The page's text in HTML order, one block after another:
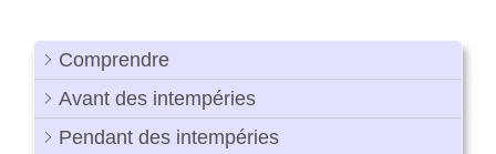
Comprendre
Avant des intempéries
Pendant des intempéries